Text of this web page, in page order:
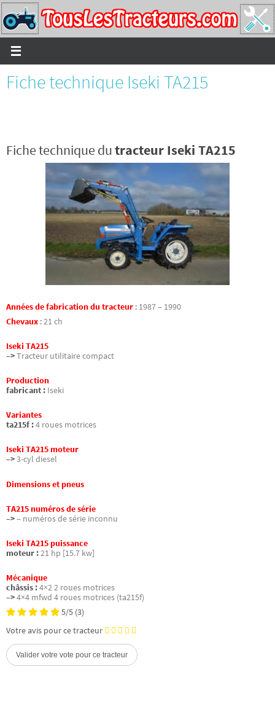
Passer
vers
le
contenu
Fiche technique Iseki TA215
Fiche technique dutracteur Iseki TA215
Années de fabrication du tracteur : 1987 – 1990
Chevaux :21 ch
Iseki TA215
–>Tracteur utilitaire compact
Production
fabricant : Iseki
Variantes
ta215f :4 roues motrices
Iseki TA215 moteur
–>3-cyl diesel
Dimensions et pneus
TA215 numéros de série
–>– numéros de série inconnu
Iseki TA215 puissance
moteur :21 hp [15.7 kw]
Mécanique
châssis :4×2 2 roues motrices
–>4×4 mfwd 4 roues motrices (ta215f)
5/5 (3)
Votre avis pour ce tracteur